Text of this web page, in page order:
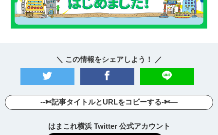
＼ この情報をシェアしよう！ ／
--✄記事タイトルとURLをコピーする-✄—
はまこれ横浜 Twitter 公式アカウント